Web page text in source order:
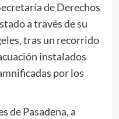
de Derechos
a través de su
tras un recorrido
instalados
por los
de Pasadena, a